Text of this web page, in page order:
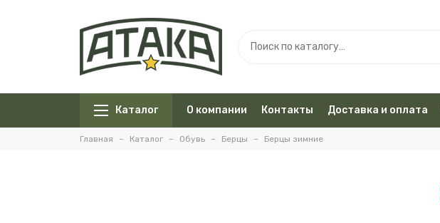
Каталог О компании Контакты Доставка и оплата
Главная Каталог Обувь Берцы Берцы зимние